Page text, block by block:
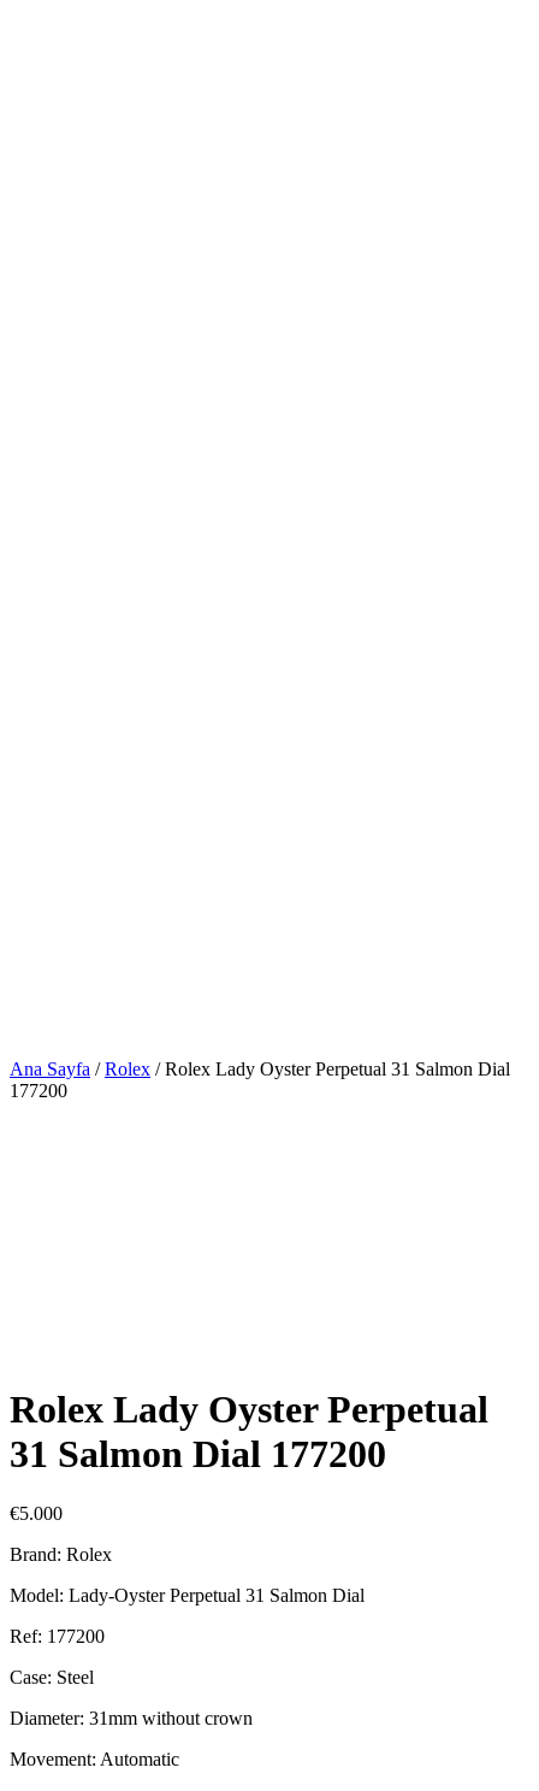
Ana Sayfa /Rolex / Rolex Lady Oyster Perpetual 31 Salmon Dial
177200
Rolex Lady Oyster Perpetual
31 Salmon Dial 177200
€5.000
Brand: Rolex
Model: Lady-Oyster Perpetual 31 Salmon Dial
Ref: 177200
Case: Steel
Diameter: 31mm without crown
Movement: Automatic